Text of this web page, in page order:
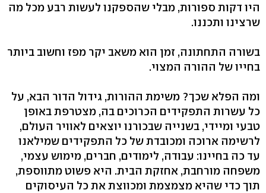
היו דקות ספורות, מבלי שהספקנו לעשות רבע מכל מה
שרצינו ותכננו.
בשורה התחתונה, זמן הוא משאב יקר מפז וחשוב ביותר
בחייו של ההורה המצוי.
ומה הפלא שכך? משימת ההורות, גידול הדור הבא, על
כל עשרות התפקידים הכרוכים בה, מצטרפת באופן
טבעי ומיידי, בשנייה שבכורנו יוצאים לאוויר העולם,
לרשימה ארוכה ומכובדת של כל התפקידים שמילאנו
עד כה בחיינו: עבודה, לימודים, חברים, מימוש עצמי,
משפחה מורחבת, אחזקת הבית. היא פשוט מתווספת,
תוך כדי שהיא מצמצמת ומכווצת את כל העיסוקים